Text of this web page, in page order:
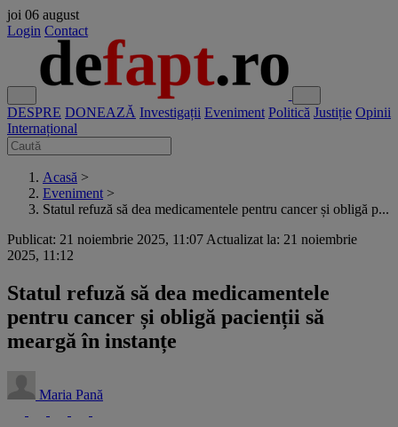
joi 06 august
Login Contact
DESPRE DONEAZĂ Investigații Eveniment Politică Justiție Opinii
Internațional
Acasă >
Eveniment >
Statul refuză să dea medicamentele pentru cancer și obligă p...
Publicat: 21 noiembrie 2025, 11:07 Actualizat la: 21 noiembrie
2025, 11:12
Statul refuză să dea medicamentele
pentru cancer și obligă pacienții să
meargă în instanțe
Maria Pană